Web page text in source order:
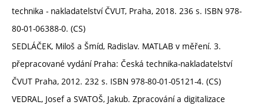
technika - nakladatelství ČVUT, Praha, 2018. 236 s. ISBN 978-
80-01-06388-0. (CS)
SEDLÁČEK, Miloš a Šmíd, Radislav. MATLAB v měření. 3.
přepracované vydání Praha: Česká technika-nakladatelství
ČVUT Praha, 2012. 232 s. ISBN 978-80-01-05121-4. (CS)
VEDRAL, Josef a SVATOŠ, Jakub. Zpracování a digitalizace